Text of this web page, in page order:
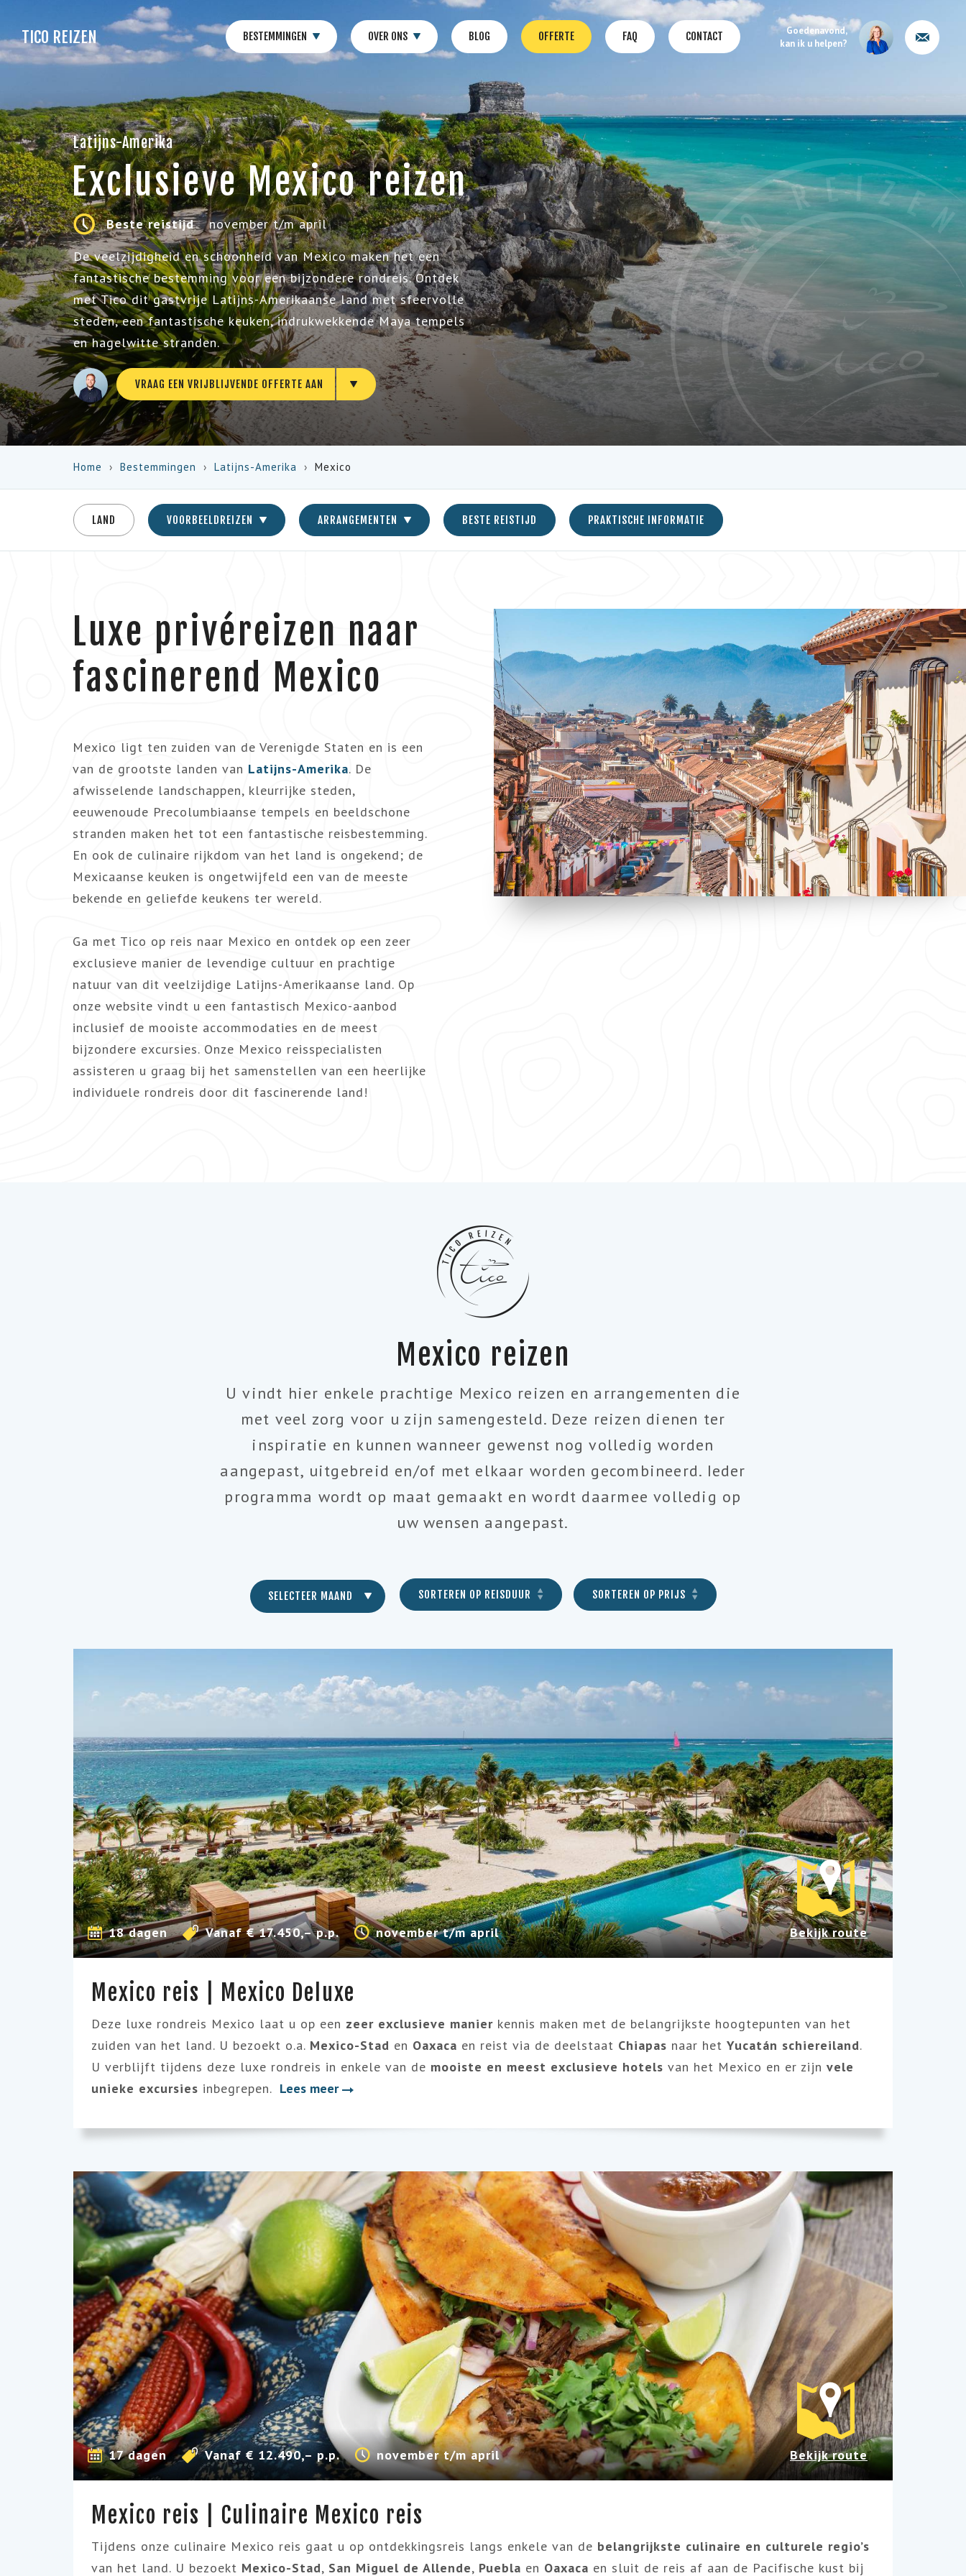
TICO REIZEN BESTEMMINGEN OVER ONS BLOG OFFERTE FAQ CONTACT
Goedenavond,
kan ik u helpen?
Latijns-Amerika
Exclusieve Mexico reizen
Beste reistijd
november t/m april
De veelzijdigheid en schoonheid van Mexico maken het een
fantastische bestemming voor een bijzondere rondreis. Ontdek
met Tico dit gastvrije Latijns-Amerikaanse land met sfeervolle
steden, een fantastische keuken, indrukwekkende Maya tempels
en hagelwitte stranden.
VRAAG EEN VRIJBLIJVENDE OFFERTE AAN
Home Bestemmingen Latijns-Amerika Mexico
LAND VOORBEELDREIZEN ARRANGEMENTEN BESTE REISTIJD PRAKTISCHE INFORMATIE
Luxe privéreizen naar
fascinerend Mexico
Mexico ligt ten zuiden van de Verenigde Staten en is een
van de grootste landen van Latijns-Amerika. De
afwisselende landschappen, kleurrijke steden,
eeuwenoude Precolumbiaanse tempels en beeldschone
stranden maken het tot een fantastische reisbestemming.
En ook de culinaire rijkdom van het land is ongekend; de
Mexicaanse keuken is ongetwijfeld een van de meeste
bekende en geliefde keukens ter wereld.
Ga met Tico op reis naar Mexico en ontdek op een zeer
exclusieve manier de levendige cultuur en prachtige
natuur van dit veelzijdige Latijns-Amerikaanse land. Op
onze website vindt u een fantastisch Mexico-aanbod
inclusief de mooiste accommodaties en de meest
bijzondere excursies. Onze Mexico reisspecialisten
assisteren u graag bij het samenstellen van een heerlijke
individuele rondreis door dit fascinerende land!
Mexico reizen
U vindt hier enkele prachtige Mexico reizen en arrangementen die
met veel zorg voor u zijn samengesteld. Deze reizen dienen ter
inspiratie en kunnen wanneer gewenst nog volledig worden
aangepast, uitgebreid en/of met elkaar worden gecombineerd. Ieder
programma wordt op maat gemaakt en wordt daarmee volledig op
uw wensen aangepast.
SELECTEER MAAND SORTEREN OP REISDUUR SORTEREN OP PRIJS
18 dagen Vanaf € 17.450,– p.p. november t/m april Bekijk route
Mexico reis | Mexico Deluxe
Deze luxe rondreis Mexico laat u op een zeer exclusieve manier kennis maken met de belangrijkste hoogtepunten van het
zuiden van het land. U bezoekt o.a. Mexico-Stad en Oaxaca en reist via de deelstaat Chiapas naar het Yucatán schiereiland.
U verblijft tijdens deze luxe rondreis in enkele van de mooiste en meest exclusieve hotels van het Mexico en er zijn vele
unieke excursies inbegrepen. Lees meer
17 dagen Vanaf € 12.490,– p.p. november t/m april Bekijk route
Mexico reis | Culinaire Mexico reis
Tijdens onze culinaire Mexico reis gaat u op ontdekkingsreis langs enkele van de belangrijkste culinaire en culturele regio’s
van het land. U bezoekt Mexico-Stad, San Miguel de Allende, Puebla en Oaxaca en sluit de reis af aan de Pacifische kust bij